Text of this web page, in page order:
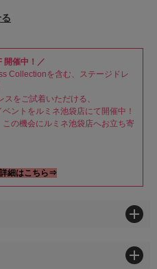
開催中！／
Collectionを含む、ステージドレ
をご試着いただける、
ントをルミネ池袋店にて開催中！
の機会にルミネ池袋店へお立ち寄
細はこちら⇒